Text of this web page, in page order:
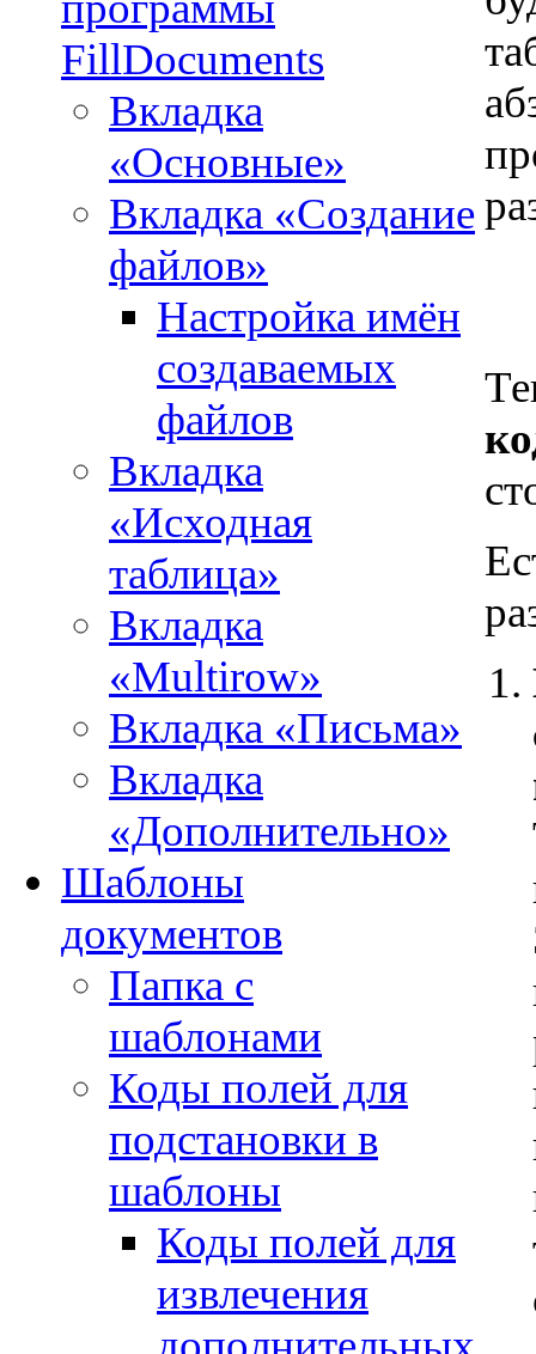
FillDocuments
Вкладка
«Основные»
Вкладка «Создание
файлов»
Настройка имён
создаваемых
файлов
Вкладка
«Исходная
таблица»
Вкладка
«Multirow»
Вкладка «Письма»
Вкладка
«Дополнительно»
Шаблоны
документов
Папка с
шаблонами
Коды полей для
подстановки в
шаблоны
Коды полей для
извлечения